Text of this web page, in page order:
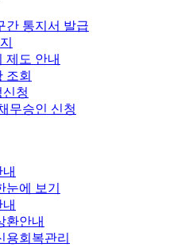
간 통지서 발급
제도 안내
조회
청
무승인 신청
눈에 보기
환안내
용회복관리